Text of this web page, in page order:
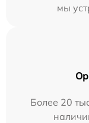
мы
Более 20